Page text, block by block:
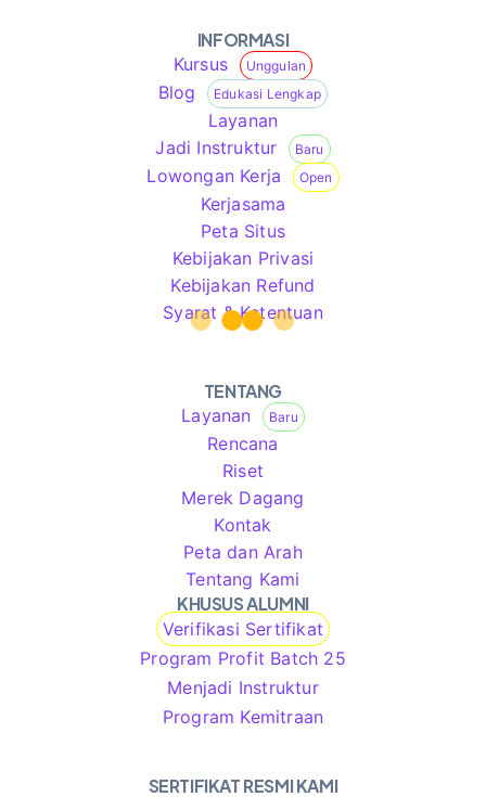
INFORMASI
Kursus Unggulan
Blog Edukasi Lengkap
Layanan
Jadi Instruktur
Baru
Lowongan Kerja Open
Kerjasama
Peta Situs
Kebijakan Privasi
Kebijakan Refund
Syarat & Ketentuan
TENTANG
Layanan Baru
Rencana
Riset
Merek Dagang
Kontak
Peta dan Arah
Tentang Kami
KHUSUS ALUMNI
Verifikasi Sertifikat
Program Profit Batch 25
Menjadi Instruktur
Program Kemitraan
SERTIFIKAT RESMI KAMI